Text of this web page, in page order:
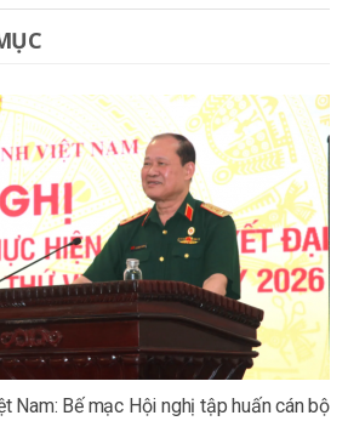
Nam: Bế mạc Hội nghị tập huấn cán bộ